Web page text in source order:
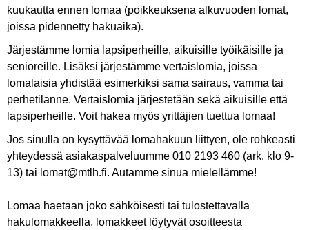
kuukautta ennen lomaa (poikkeuksena alkuvuoden lomat,
joissa pidennetty hakuaika).
Järjestämme lomia lapsiperheille, aikuisille työikäisille ja
senioreille. Lisäksi järjestämme vertaislomia, joissa
lomalaisia yhdistää esimerkiksi sama sairaus, vamma tai
perhetilanne. Vertaislomia järjestetään sekä aikuisille että
lapsiperheille. Voit hakea myös yrittäjien tuettua lomaa!
Jos sinulla on kysyttävää lomahakuun liittyen, ole rohkeasti
yhteydessä asiakaspalveluumme 010 2193 460 (ark. klo 9-
13) tai lomat@mtlh.fi. Autamme sinua mielellämme!
Lomaa haetaan joko sähköisesti tai tulostettavalla
hakulomakkeella, lomakkeet löytyvät osoitteesta